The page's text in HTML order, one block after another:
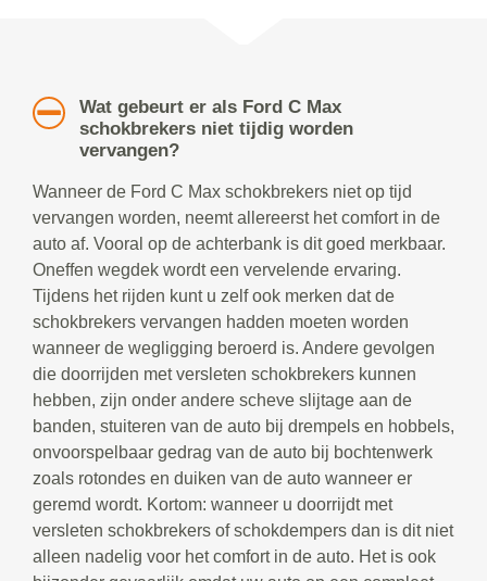
Wat gebeurt er als Ford C Max
schokbrekers niet tijdig worden
vervangen?
Wanneer de Ford C Max schokbrekers niet op tijd
vervangen worden, neemt allereerst het comfort in de
auto af. Vooral op de achterbank is dit goed merkbaar.
Oneffen wegdek wordt een vervelende ervaring.
Tijdens het rijden kunt u zelf ook merken dat de
schokbrekers vervangen hadden moeten worden
wanneer de wegligging beroerd is. Andere gevolgen
die doorrijden met versleten schokbrekers kunnen
hebben, zijn onder andere scheve slijtage aan de
banden, stuiteren van de auto bij drempels en hobbels,
onvoorspelbaar gedrag van de auto bij bochtenwerk
zoals rotondes en duiken van de auto wanneer er
geremd wordt. Kortom: wanneer u doorrijdt met
versleten schokbrekers of schokdempers dan is dit niet
alleen nadelig voor het comfort in de auto. Het is ook